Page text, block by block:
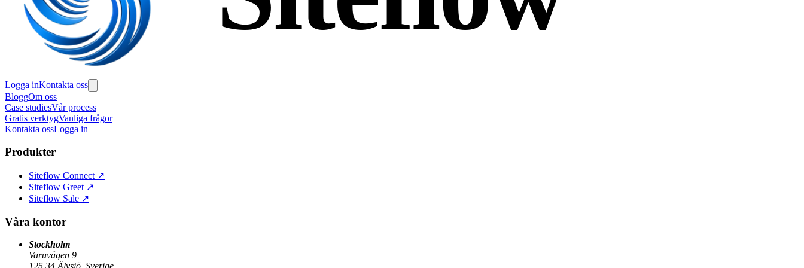
Logga inKontakta oss
BloggOm oss
Case studiesVår process
Gratis verktygVanliga frågor
Kontakta ossLogga in
Produkter
Siteflow Connect ↗
Siteflow Greet ↗
Siteflow Sale ↗
Våra kontor
Stockholm
Varuvägen 9